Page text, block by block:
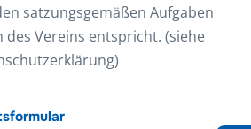
satzungsgemäßen Aufgaben
des Vereins entspricht. (siehe